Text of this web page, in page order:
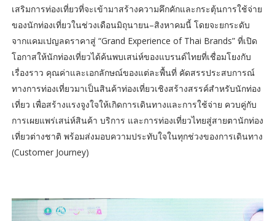
เสริมการท่องเที่ยวที่จะเข้ามาสร้างความคึกคักและกระตุ้นการใช้จ่าย
ของนักท่องเที่ยวในช่วงเดือนมิถุนายน–สิงหาคมนี้ โดยจะยกระดับ
จากแคมเปญลดราคาสู่ “Grand Experience of Thai Brands” ที่เปิด
โอกาสให้นักท่องเที่ยวได้ค้นพบเสน่ห์ของแบรนด์ไทยที่เชื่อมโยงกับ
เรื่องราว คุณค่าและเอกลักษณ์ของแต่ละพื้นที่ คัดสรรประสบการณ์
ทางการท่องเที่ยวมาเป็นสินค้าท่องเที่ยวเชิงสร้างสรรค์สำหรับนักท่อง
เที่ยว เพื่อสร้างแรงจูงใจให้เกิดการเดินทางและการใช้จ่าย ควบคู่กับ
การเผยแพร่เสน่ห์สินค้า บริการ และการท่องเที่ยวไทยสู่สายตานักท่อง
เที่ยวต่างชาติ พร้อมส่งมอบความประทับใจในทุกช่วงของการเดินทาง
(Customer Journey)